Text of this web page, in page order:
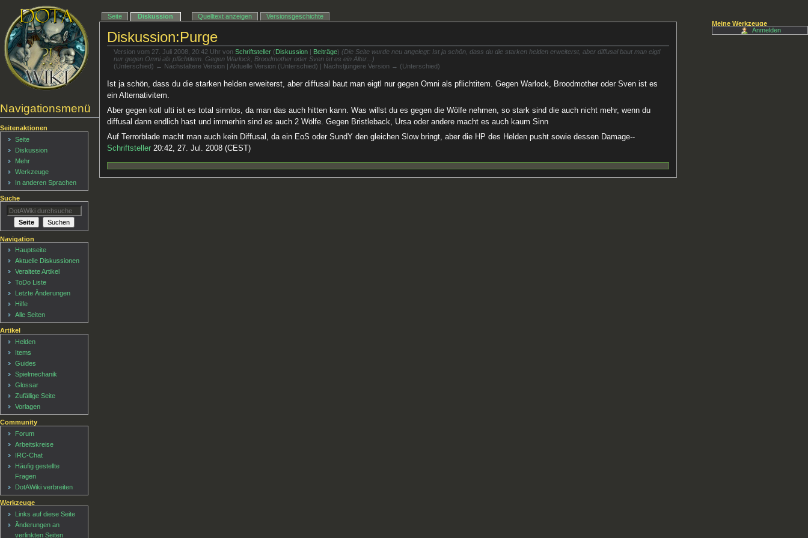
Diskussion:Purge
Version vom 27. Juli 2008, 20:42 Uhr von Schriftsteller (Diskussion | Beiträge) (Die Seite wurde neu angelegt: Ist ja schön, dass du die starken helden erweiterst, aber diffusal baut man eigtl
nur gegen Omni als pflichtitem. Gegen Warlock, Broodmother oder Sven ist es ein Alter...)
(Unterschied) ← Nächstältere Version | Aktuelle Version (Unterschied) | Nächstjüngere Version → (Unterschied)
Ist ja schön, dass du die starken helden erweiterst, aber diffusal baut man eigtl nur gegen Omni als pflichtitem. Gegen Warlock, Broodmother oder Sven ist es
ein Alternativitem.
Aber gegen kotl ulti ist es total sinnlos, da man das auch hitten kann. Was willst du es gegen die Wölfe nehmen, so stark sind die auch nicht mehr, wenn du
diffusal dann endlich hast und immerhin sind es auch 2 Wölfe. Gegen Bristleback, Ursa oder andere macht es auch kaum Sinn
Auf Terrorblade macht man auch kein Diffusal, da ein EoS oder SundY den gleichen Slow bringt, aber die HP des Helden pusht sowie dessen Damage--
Schriftsteller 20:42, 27. Jul. 2008 (CEST)
Navigationsmenü
Seite Diskussion Quelltext anzeigen Versionsgeschichte
Seitenaktionen
Seite
Diskussion
Mehr
Werkzeuge
In anderen Sprachen
Meine Werkzeuge
Anmelden
Suche
Navigation
Hauptseite
Aktuelle Diskussionen
Veraltete Artikel
ToDo Liste
Letzte Änderungen
Hilfe
Alle Seiten
Artikel
Helden
Items
Guides
Spielmechanik
Glossar
Zufällige Seite
Vorlagen
Community
Forum
Arbeitskreise
IRC-Chat
Häufig gestellte
Fragen
DotAWiki verbreiten
Werkzeuge
Links auf diese Seite
Änderungen an
verlinkten Seiten